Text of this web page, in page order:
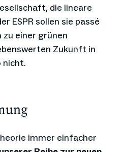
die lineare
ESPR sollen sie passé
zu einer grünen
Zukunft in
nicht.
immer einfacher